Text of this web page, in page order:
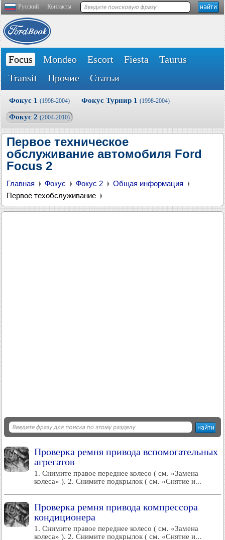
Русский Контакты
Focus Mondeo Escort Fiesta
Taurus
Transit
Прочие Статьи
Фокус 1 (1998-2004) Фокус Турнир 1 (1998-2004)
Фокус 2 (2004-2010)
Первое техническое
обслуживание автомобиля Ford
Focus 2
Главная Фокус Фокус 2
Общая информация
Первое техобслуживание
Проверка ремня привода вспомогательных
агрегатов
1. Снимите правое переднее колесо ( см. «Замена
колеса» ). 2. Снимите подкрылок ( см. «Снятие и...
Проверка ремня привода компрессора
кондиционера
1. Снимите правое переднее колесо ( см. «Замена
колеса» ). 2. Снимите подкрылок ( см. «Снятие и...